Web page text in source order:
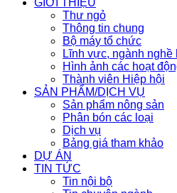
GIỚI THIỆU
Thư ngỏ
Thông tin chung
Bộ máy tổ chức
Lĩnh vực, ngành nghề
Hình ảnh các hoạt
Thành viên Hiệp hội
SẢN PHẨM/DỊCH VỤ
Sản phẩm nông sản
Phân bón các loại
Dịch vụ
Bảng giá tham khảo
DỰ ÁN
TIN TỨC
Tin nội bộ